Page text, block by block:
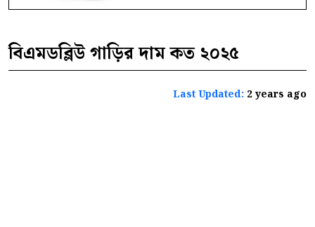
বিএমডব্লিউ গাড়ির দাম কত ২০২৫
Last Updated: 2 years ago